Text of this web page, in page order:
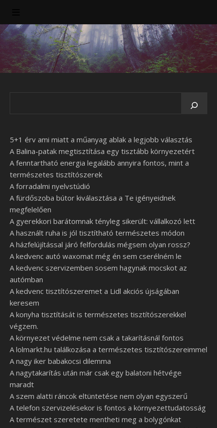
5+1 érv ami miatt a műanyag ablak a legjobb választás
A Balina-patak megtisztítása egy tisztább környezetért
A fenntartható energia legalább annyira fontos, mint a
természetes tisztítószerek
A forradalmi nyelvstúdió
A fürdőszoba bútor kiválasztása a Te igényeidnek
megfelelően
A gyerekkori barátomnak tényleg sikerült: vállalkozó lett
A használt ruha is jól tisztítható természetes módon
A házfelújítással járó felfordulás mégsem olyan rossz?
A kedvenc autó waxomat még én sem cserélném le
A kedvenc szervizemben sosem hagynak mocskot az
autómban
A kedvenc tisztítószeremet a Lidl akciós újságában
keresem
A konyha tisztítását is természetes tisztítószerekkel
végzem.
A környezet védelme nem csak a takarításnál fontos
A lolmarkt.hu találkozása a természetes tisztítószereimmel
A nagy iker babakocsi dilemma
A nagytakarítás után már csak egy balatoni hétvége
maradt
A szem alatti ráncok eltüntetése nem olyan egyszerű
A telefon szervizelésekor is fontos a környezettudatosság
A természet szeretete mentheti meg a bolygónkat